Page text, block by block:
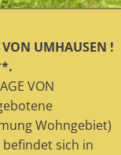
UMHAUSEN !
VON
Wohngebiet)
befindet sich in